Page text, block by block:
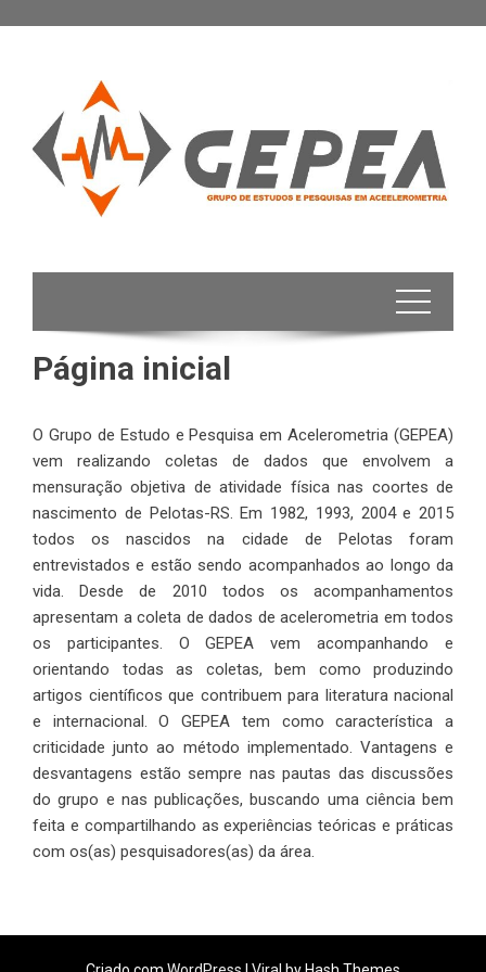
Página inicial
O Grupo de Estudo e Pesquisa em Acelerometria (GEPEA)
vem realizando coletas de dados que envolvem a
mensuração objetiva de atividade física nas coortes de
nascimento de Pelotas-RS. Em 1982, 1993, 2004 e 2015
todos os nascidos na cidade de Pelotas foram
entrevistados e estão sendo acompanhados ao longo da
vida. Desde de 2010 todos os acompanhamentos
apresentam a coleta de dados de acelerometria em todos
os participantes. O GEPEA vem acompanhando e
orientando todas as coletas, bem como produzindo
artigos científicos que contribuem para literatura nacional
e internacional. O GEPEA tem como característica a
criticidade junto ao método implementado. Vantagens e
desvantagens estão sempre nas pautas das discussões
do grupo e nas publicações, buscando uma ciência bem
feita e compartilhando as experiências teóricas e práticas
com os(as) pesquisadores(as) da área.